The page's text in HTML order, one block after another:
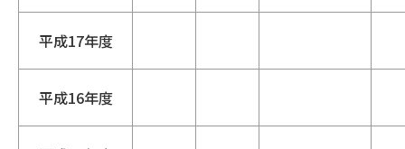
平成17年度
平成16年度